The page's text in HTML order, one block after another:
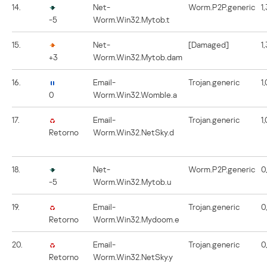
14.
-5
Net-
Worm.Win32.Mytob.t
Worm.P2P.generic
15.
+3
Net-
Worm.Win32.Mytob.dam
[Damaged]
16.
0
Email-
Worm.Win32.Womble.a
Trojan.generic
17.
Retorno
Email-
Worm.Win32.NetSky.d
Trojan.generic
18.
-5
Net-
Worm.Win32.Mytob.u
Worm.P2P.generic
19.
Retorno
Email-
Worm.Win32.Mydoom.e
Trojan.generic
20.
Retorno
Email-
Worm.Win32.NetSky.y
Trojan.generic